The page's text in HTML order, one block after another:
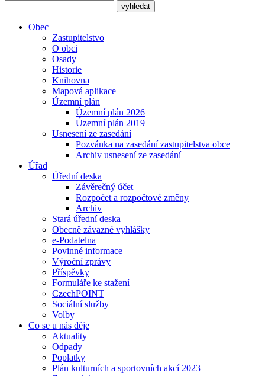
Obec
Zastupitelstvo
O obci
Osady
Historie
Knihovna
Mapová aplikace
Územní plán
Územní plán 2026
Územní plán 2019
Usnesení ze zasedání
Pozvánka na zasedání zastupitelstva obce
Archiv usnesení ze zasedání
Úřad
Úřední deska
Závěrečný účet
Rozpočet a rozpočtové změny
Archiv
Stará úřední deska
Obecně závazné vyhlášky
e-Podatelna
Povinné informace
Výroční zprávy
Příspěvky
Formuláře ke stažení
CzechPOINT
Sociální služby
Volby
Co se u nás děje
Aktuality
Odpady
Poplatky
Plán kulturních a sportovních akcí 2023